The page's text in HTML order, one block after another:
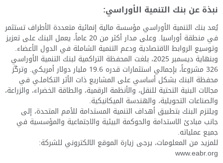
نبذة عن بنك التنمية الأوراسي:
يُعد بنك التنمية الأوراسي مؤسسة مالية إنمائية متعددة الأطراف تستثمر
في منطقة أوراسيا. وعلى مدار أكثر من 20 عاماً، يعمل البنك على تعزيز
وتوسيع الروابط الاقتصادية ودعم التنمية الشاملة في الدول الأعضاء.
وبنهاية ديسمبر 2025، بلغت المحفظة التراكمية لبنك التنمية الأوراسي
326 مشروعاً، بإجمالي استثمارات قدره 19.6 مليار دولار أمريكي. وتركّز
محفظة البنك بشكل أساسي على المشاريع ذات الأثر التكاملـي في
مجالات البنية التحتية للنقل، والأنظمة الرقمية، والطاقة الخضراء، والزراعة،
والصناعات التحويلية، والهندسة الميكانيكية.
ويلتزم البنك بتطبيق أهداف التنمية المستدامة للأمم المتحدة، إلى
جانب مبادئ الاستدامة والحوكمة البيئية والاجتماعية والمؤسسية في
جميع عملياته.
للمزيد من المعلومات، يرجى زيارة الموقع الالكتروني للشركة:
www.eabr.org